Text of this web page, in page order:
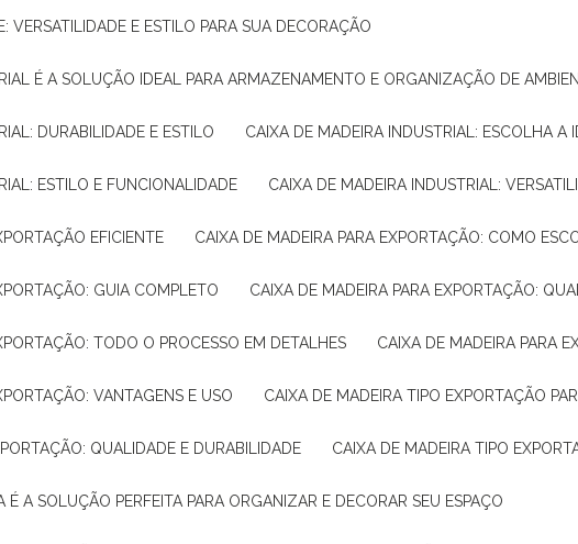
VERSATILIDADE E ESTILO PARA SUA DECORAÇÃO
É A SOLUÇÃO IDEAL PARA ARMAZENAMENTO E ORGANIZAÇÃO DE
DURABILIDADE E ESTILO CAIXA DE MADEIRA INDUSTRIAL: ESCOLHA A
ESTILO E FUNCIONALIDADE CAIXA DE MADEIRA INDUSTRIAL:
EFICIENTE CAIXA DE MADEIRA PARA EXPORTAÇÃO: COMO
GUIA COMPLETO CAIXA DE MADEIRA PARA EXPORTAÇÃO:
TODO O PROCESSO EM DETALHES CAIXA DE MADEIRA PARA
VANTAGENS E USO CAIXA DE MADEIRA TIPO EXPORTAÇÃO
QUALIDADE E DURABILIDADE CAIXA DE MADEIRA TIPO
É A SOLUÇÃO PERFEITA PARA ORGANIZAR E DECORAR SEU ESPAÇO